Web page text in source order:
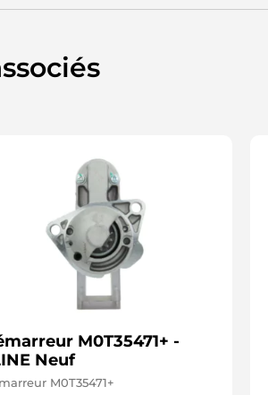
M0T35471+ -
Neuf
M0T35471+